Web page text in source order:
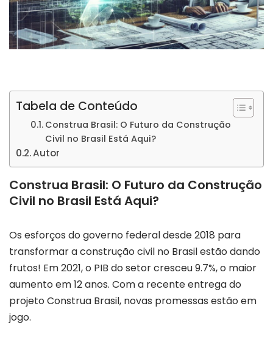
Tabela de Conteúdo
Construa Brasil: O Futuro da Construção
Civil no Brasil Está Aqui?
Autor
Construa Brasil: O Futuro da Construção
Civil no Brasil Está Aqui?
Os esforços do governo federal desde 2018 para
transformar a construção civil no Brasil estão dando
frutos! Em 2021, o PIB do setor cresceu 9.7%, o maior
aumento em 12 anos. Com a recente entrega do
projeto Construa Brasil, novas promessas estão em
jogo.